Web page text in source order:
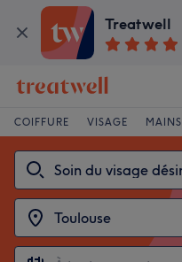
Treatwell
COIFFURE VISAGE